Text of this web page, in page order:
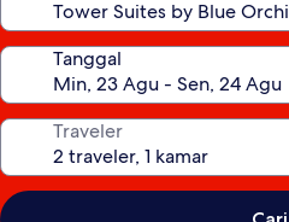
Tanggal
Traveler